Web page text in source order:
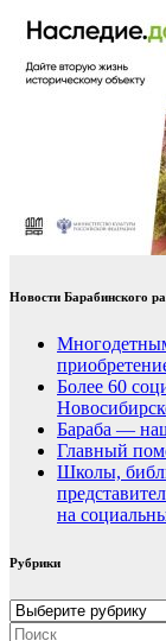
Новости Барабинского
Более 60
Бараба —
Главный
Школы,
на
Рубрики
Рубрики